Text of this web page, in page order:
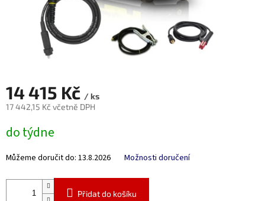
14 415 Kč / ks
17 442,15 Kč včetně DPH
cena:
do týdne
Můžeme doručit do: 13.8.2026 Možnosti doručení
Přidat do košíku